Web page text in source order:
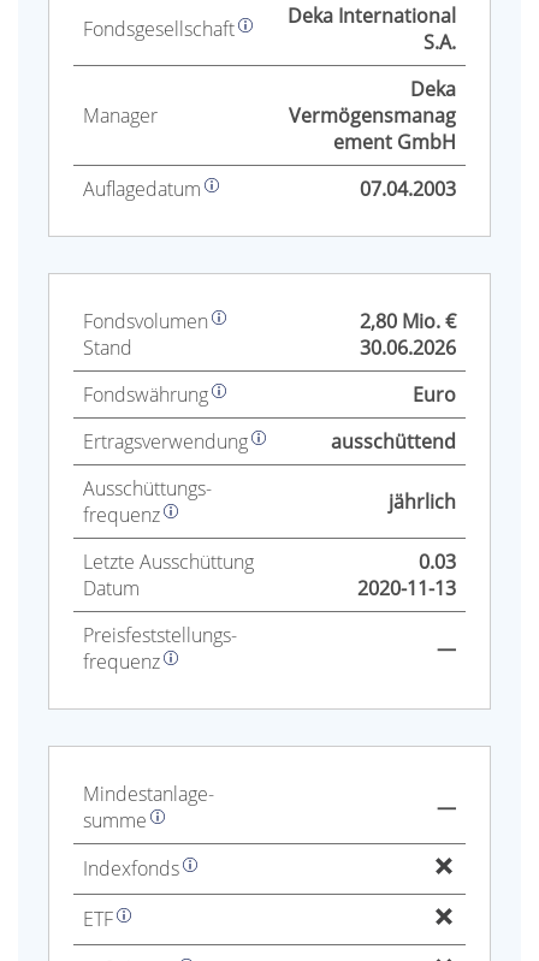
Fonds­gesellschaft
Deka International
S.A.
Manager
Deka
Vermögensmanag
ement GmbH
Auflage­datum
07.04.2003
Fonds­volumen
Stand
2,80 Mio. €
30.06.2026
Fonds­währung
Euro
Ertrags­verwendung
ausschüttend
Aus­schüttungs­
frequenz
jährlich
Letzte Aus­schüttung
Datum
0.03
2020-11-13
Preis­fest­stellungs­
frequenz
—
Mindest­anlage­
summe
—
Index­fonds
ETF